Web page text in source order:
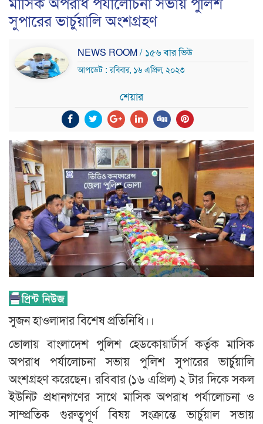
মাসিক অপরাধ পর্যালোচনা সভায় পুলিশ
সুপারের ভার্চুয়ালি অংশগ্রহণ
NEWS ROOM/ ১৫৬ বার ভিউ
আপডেট : রবিবার, ১৬ এপ্রিল, ২০২৩
শেয়ার
সুজন হাওলাদার বিশেষ প্রতিনিধি।।
ভোলায় বাংলাদেশ পুলিশ হেডকোয়ার্টার্স কর্তৃক মাসিক
অপরাধ পর্যালোচনা সভায় পুলিশ সুপারের ভার্চুয়ালি
অংশগ্রহণ করেছেন। রবিবার (১৬ এপ্রিল) ২ টার দিকে সকল
ইউনিট প্রধানগণের সাথে মাসিক অপরাধ পর্যালোচনা ও
সাম্প্রতিক গুরুত্বপূর্ণ বিষয় সংক্রান্তে ভার্চুয়াল সভায়